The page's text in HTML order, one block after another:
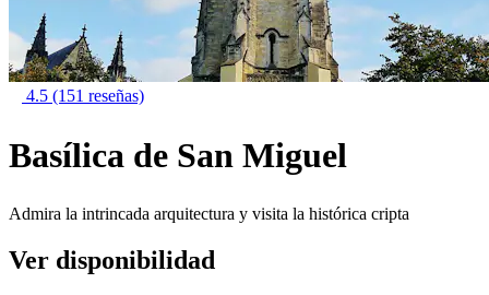
4.5 (151 reseñas)
Basílica de San Miguel
Admira la intrincada arquitectura y visita la histórica cripta
Ver disponibilidad